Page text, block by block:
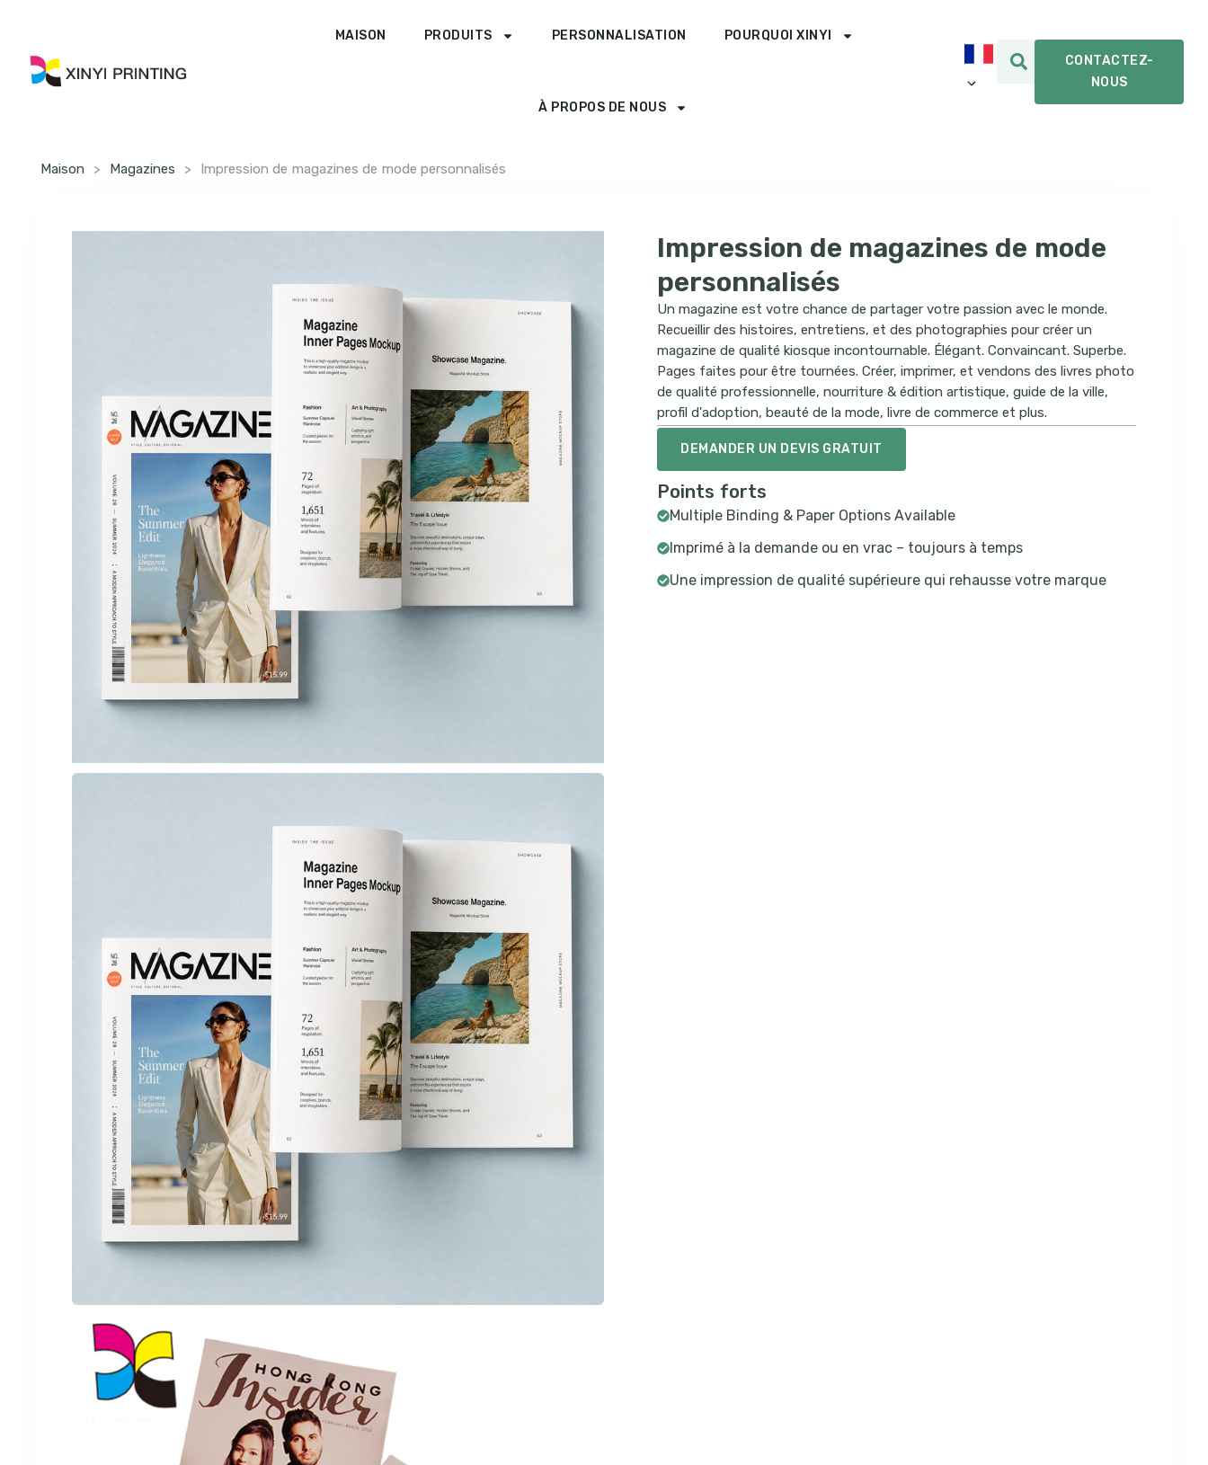
MAISON PRODUITS PERSONNALISATION POURQUOI XINYI
À PROPOS DE NOUS
CONTACTEZ-
NOUS
Maison > Magazines > Impression de magazines de mode personnalisés
Impression de magazines de mode
personnalisés
Un magazine est votre chance de partager votre passion avec le monde.
Recueillir des histoires, entretiens, et des photographies pour créer un
magazine de qualité kiosque incontournable. Élégant. Convaincant. Superbe.
Pages faites pour être tournées. Créer, imprimer, et vendons des livres photo
de qualité professionnelle, nourriture & édition artistique, guide de la ville,
profil d'adoption, beauté de la mode, livre de commerce et plus.
DEMANDER UN DEVIS GRATUIT
Points forts
Multiple Binding & Paper Options Available
Imprimé à la demande ou en vrac – toujours à temps
Une impression de qualité supérieure qui rehausse votre marque